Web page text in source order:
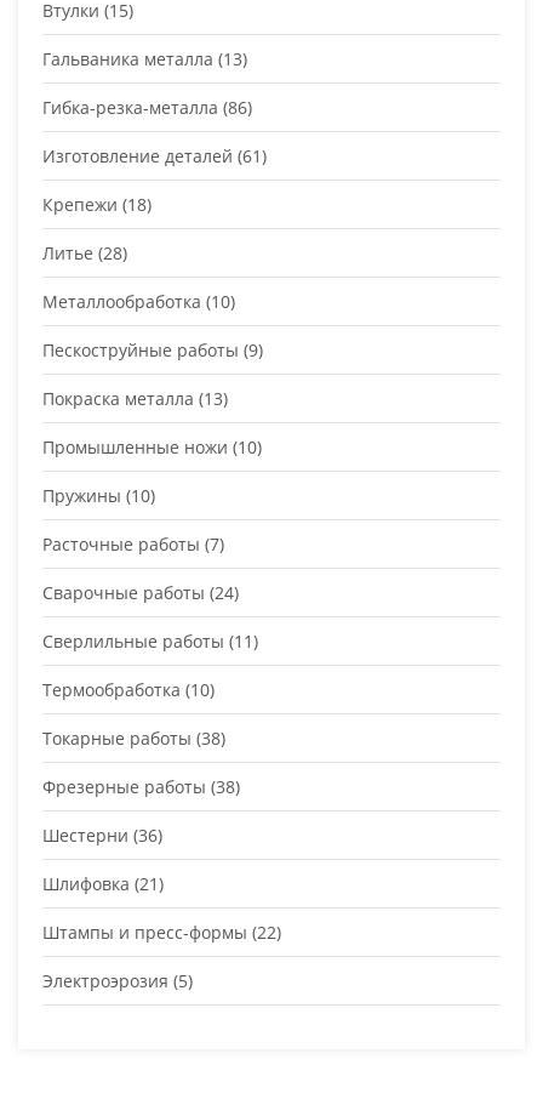
Втулки (15)
Гальваника металла (13)
Гибка-резка-металла (86)
Изготовление деталей (61)
Крепежи (18)
Литье (28)
Металлообработка (10)
Пескоструйные работы (9)
Покраска металла (13)
Промышленные ножи (10)
Пружины (10)
Расточные работы (7)
Сварочные работы (24)
Сверлильные работы (11)
Термообработка (10)
Токарные работы (38)
Фрезерные работы (38)
Шестерни (36)
Шлифовка (21)
Штампы и пресс-формы (22)
Электроэрозия (5)